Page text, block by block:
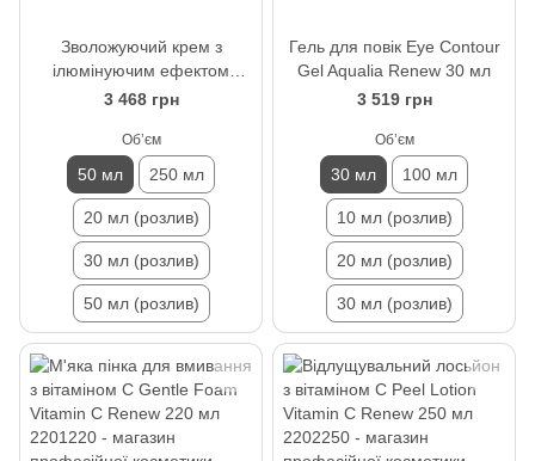
Зволожуючий крем з
ілюмінуючим ефектом
Hydro Comfort Glow
50 мл
3 468 грн
Обʼєм
50 мл 250 мл
20 мл (розлив)
30 мл (розлив)
50 мл (розлив)
Гель для повік Eye Contour
Gel Aqualia Renew 30 мл
3 519 грн
Обʼєм
30 мл 100 мл
10 мл (розлив)
20 мл (розлив)
30 мл (розлив)